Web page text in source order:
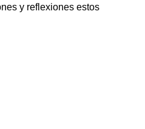
y reflexiones estos